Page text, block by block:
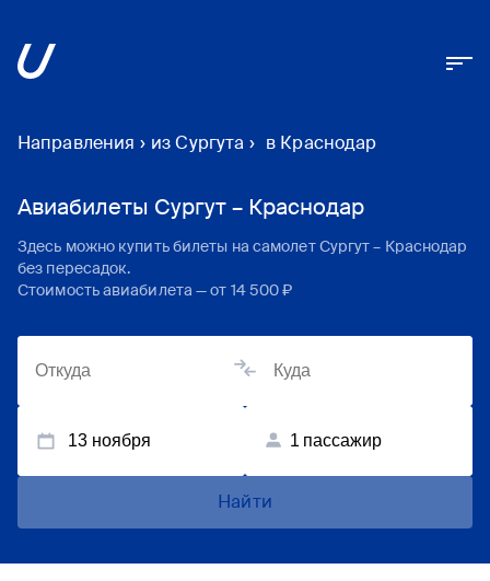
Направления › из Сургута › в Краснодар
Авиабилеты Сургут – Краснодар
Здесь можно купить билеты на самолетСургут– Краснодар
без пересадок.
Стоимость авиабилета — от 14 500 ₽
13 ноября 1 пассажир
Найти